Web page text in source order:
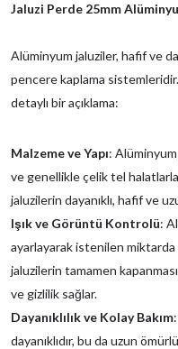
Jaluzi Perde 25mm
Alüminyum jaluziler, hafif ve
pencere kaplama
detaylı bir açıklama:
Malzeme ve Yapı:
ve genellikle çelik tel
jaluzilerin dayanıklı, hafif ve
Işık ve Görüntü Kontrolü:
ayarlayarak istenilen miktarda
jaluzilerin tamamen
ve gizlilik sağlar.
Dayanıklılık ve Kolay Bakım
dayanıklıdır, bu da uzun